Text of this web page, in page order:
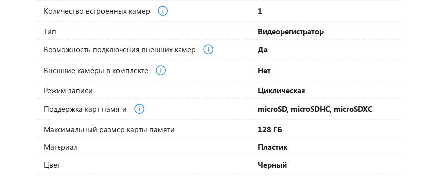
Количество встроенных камер
1
Тип
Видеорегистратор
Возможность подключения внешних камер
Да
Внешние камеры в комплекте Нет
Режим записи
Циклическая
Поддержка карт памяти
microSD, microSDHC, microSDXC
Максимальный размер карты памяти
128 ГБ
Материал
Пластик
Цвет
Черный